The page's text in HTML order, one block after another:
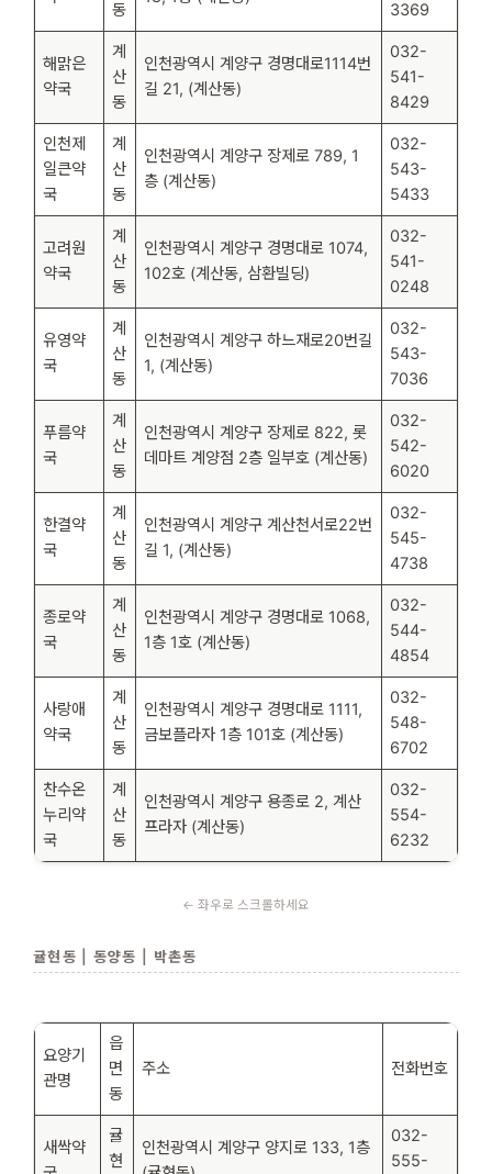
동
3369
해맑은
약국
계
산
동
인천광역시 계양구 경명대로1114번
길 21, (계산동)
032-
541-
8429
인천제
일큰약
국
계
산
동
인천광역시 계양구 장제로 789, 1
층 (계산동)
032-
543-
5433
고려원
약국
계
산
동
인천광역시 계양구 경명대로 1074,
102호 (계산동, 삼환빌딩)
032-
541-
0248
유영약
국
계
산
동
인천광역시 계양구 하느재로20번길
1, (계산동)
032-
543-
7036
푸름약
국
계
산
동
인천광역시 계양구 장제로 822, 롯
데마트 계양점 2층 일부호 (계산동)
032-
542-
6020
한결약
국
계
산
동
인천광역시 계양구 계산천서로22번
길 1, (계산동)
032-
545-
4738
종로약
국
계
산
동
인천광역시 계양구 경명대로 1068,
1층 1호 (계산동)
032-
544-
4854
사랑애
약국
계
산
동
인천광역시 계양구 경명대로 1111,
금보플라자 1층 101호 (계산동)
032-
548-
6702
찬수온
누리약
국
계
산
동
인천광역시 계양구 용종로 2, 계산
프라자 (계산동)
032-
554-
6232
귤현동 | 동양동 | 박촌동
요양기
관명
읍
면
동
주소 전화번호
새싹약
귤
현
인천광역시 계양구 양지로 133, 1층
032-
555-